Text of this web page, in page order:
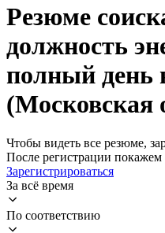
Резюме
должность
полный день
(Московская
Чтобы видеть все резюме,
После регистрации
Зарегистрироваться
За всё время
По соответствию